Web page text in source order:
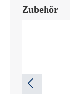
Zubehör